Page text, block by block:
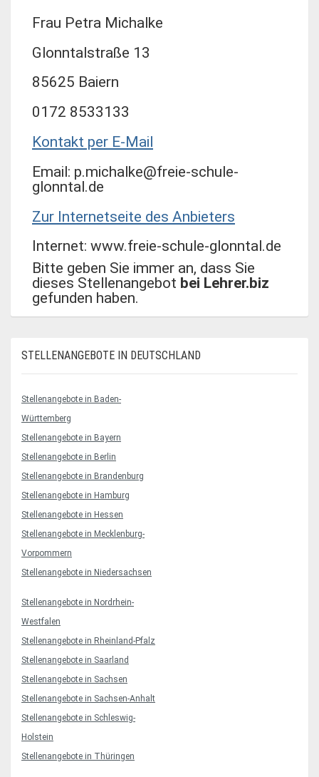
Frau Petra Michalke
Glonntalstraße 13
85625 Baiern
0172 8533133
Kontakt per E-Mail
Email: p.michalke@freie-schule-
glonntal.de
Zur Internetseite des Anbieters
Internet: www.freie-schule-glonntal.de
Bitte geben Sie immer an, dass Sie
dieses Stellenangebot bei Lehrer.biz
gefunden haben.
STELLENANGEBOTE IN DEUTSCHLAND
Stellenangebote in Baden-
Württemberg
Stellenangebote in Bayern
Stellenangebote in Berlin
Stellenangebote in Brandenburg
Stellenangebote in Hamburg
Stellenangebote in Hessen
Stellenangebote in Mecklenburg-
Vorpommern
Stellenangebote in Niedersachsen
Stellenangebote in Nordrhein-
Westfalen
Stellenangebote in Rheinland-Pfalz
Stellenangebote in Saarland
Stellenangebote in Sachsen
Stellenangebote in Sachsen-Anhalt
Stellenangebote in Schleswig-
Holstein
Stellenangebote in Thüringen